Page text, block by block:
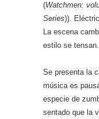
(Watchmen:
Series)).
La escena
estilo se tensan.
Se presenta la
música es
especie de
sentado que la